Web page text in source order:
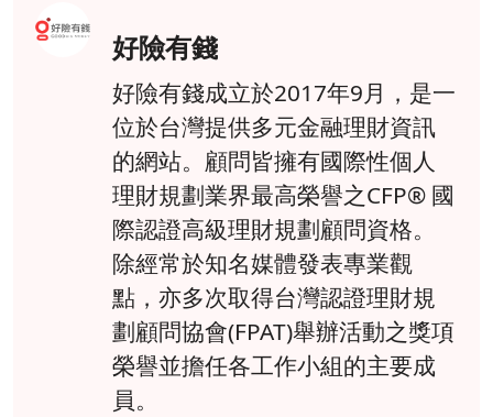
好險有錢
好險有錢成立於2017年9月，是一
位於台灣提供多元金融理財資訊
的網站。顧問皆擁有國際性個人
理財規劃業界最高榮譽之CFP® 國
際認證高級理財規劃顧問資格。
除經常於知名媒體發表專業觀
點，亦多次取得台灣認證理財規
劃顧問協會(FPAT)舉辦活動之獎項
榮譽並擔任各工作小組的主要成
員。